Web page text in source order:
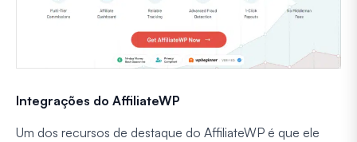
Integrações do AffiliateWP
Um dos recursos de destaque do AffiliateWP é que ele